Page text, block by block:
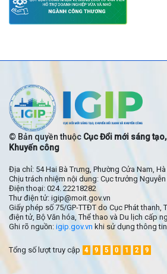
© Bản quyền thuộc Cục Đổi mới sáng
Khuyến công
Địa chỉ: 54 Hai Bà Trưng, Phường Cửa Nam,
Chịu trách nhiệm nội dung: Cục trưởng
Điện thoại: 024. 22218282
Thư điện tử: igip@moit.gov.vn
Giấy phép số 75/GP-TTĐT do Cục Phát thanh,
điện tử, Bộ Văn hóa, Thể thao và Du lịch cấp
Ghi rõ nguồn: igip.gov.vn khi sử dụng thông
Tổng số lượt truy cập 4 9 5 0 1 2 9